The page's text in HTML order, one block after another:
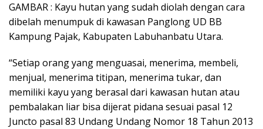
GAMBAR : Kayu hutan yang sudah diolah dengan cara
dibelah menumpuk di kawasan Panglong UD BB
Kampung Pajak, Kabupaten Labuhanbatu Utara.
“Setiap orang yang menguasai, menerima, membeli,
menjual, menerima titipan, menerima tukar, dan
memiliki kayu yang berasal dari kawasan hutan atau
pembalakan liar bisa dijerat pidana sesuai pasal 12
Juncto pasal 83 Undang Undang Nomor 18 Tahun 2013